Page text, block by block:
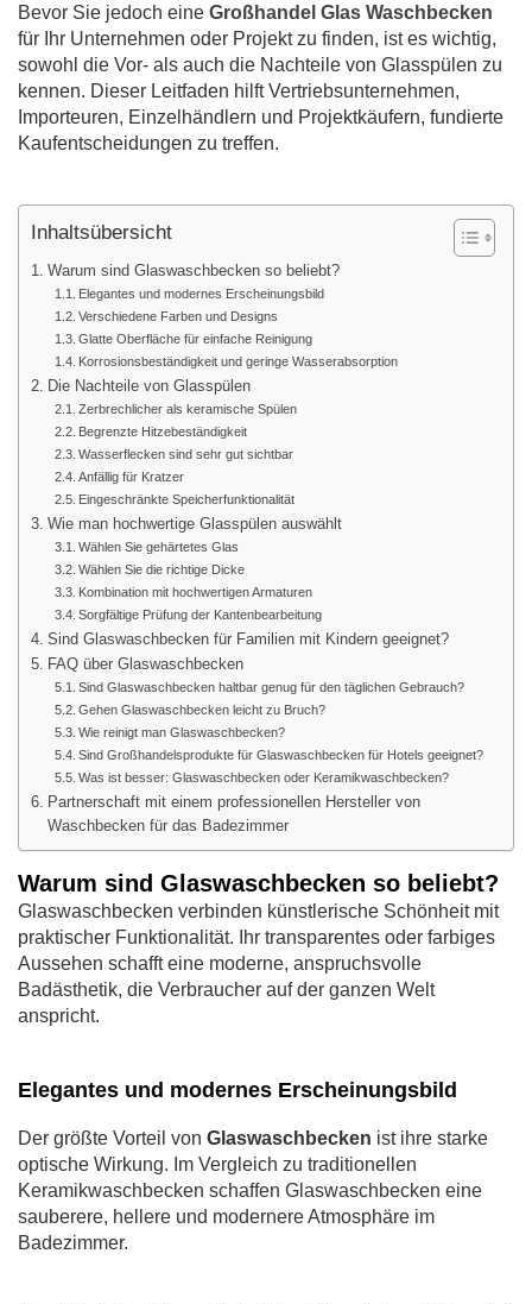
Bevor Sie jedoch eine Großhandel Glas Waschbecken
für Ihr Unternehmen oder Projekt zu finden, ist es wichtig,
sowohl die Vor- als auch die Nachteile von Glasspülen zu
kennen. Dieser Leitfaden hilft Vertriebsunternehmen,
Importeuren, Einzelhändlern und Projektkäufern, fundierte
Kaufentscheidungen zu treffen.
Inhaltsübersicht
Warum sind Glaswaschbecken so beliebt?
Elegantes und modernes Erscheinungsbild
Verschiedene Farben und Designs
Glatte Oberfläche für einfache Reinigung
Korrosionsbeständigkeit und geringe Wasserabsorption
Die Nachteile von Glasspülen
Zerbrechlicher als keramische Spülen
Begrenzte Hitzebeständigkeit
Wasserflecken sind sehr gut sichtbar
Anfällig für Kratzer
Eingeschränkte Speicherfunktionalität
Wie man hochwertige Glasspülen auswählt
Wählen Sie gehärtetes Glas
Wählen Sie die richtige Dicke
Kombination mit hochwertigen Armaturen
Sorgfältige Prüfung der Kantenbearbeitung
Sind Glaswaschbecken für Familien mit Kindern geeignet?
FAQ über Glaswaschbecken
Sind Glaswaschbecken haltbar genug für den täglichen Gebrauch?
Gehen Glaswaschbecken leicht zu Bruch?
Wie reinigt man Glaswaschbecken?
Sind Großhandelsprodukte für Glaswaschbecken für Hotels geeignet?
Was ist besser: Glaswaschbecken oder Keramikwaschbecken?
Partnerschaft mit einem professionellen Hersteller von
Waschbecken für das Badezimmer
Warum sind Glaswaschbecken so beliebt?
Glaswaschbecken verbinden künstlerische Schönheit mit
praktischer Funktionalität. Ihr transparentes oder farbiges
Aussehen schafft eine moderne, anspruchsvolle
Badästhetik, die Verbraucher auf der ganzen Welt
anspricht.
Elegantes und modernes Erscheinungsbild
Der größte Vorteil von Glaswaschbecken ist ihre starke
optische Wirkung. Im Vergleich zu traditionellen
Keramikwaschbecken schaffen Glaswaschbecken eine
sauberere, hellere und modernere Atmosphäre im
Badezimmer.